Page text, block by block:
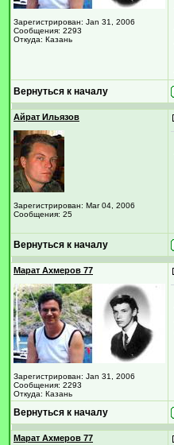
Зарегистрирован: Jan 31, 2006
Сообщения: 2293
Откуда: Казань
Вернуться к началу
Айрат Ильязов
Зарегистрирован: Mar 04, 2006
Сообщения: 25
Вернуться к началу
Марат Ахмеров 77
Зарегистрирован: Jan 31, 2006
Сообщения: 2293
Откуда: Казань
Вернуться к началу
Марат Ахмеров 77